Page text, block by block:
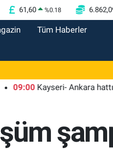
61,60 %0.18
Tüm Haberler
Kayseri- Ankara hattı